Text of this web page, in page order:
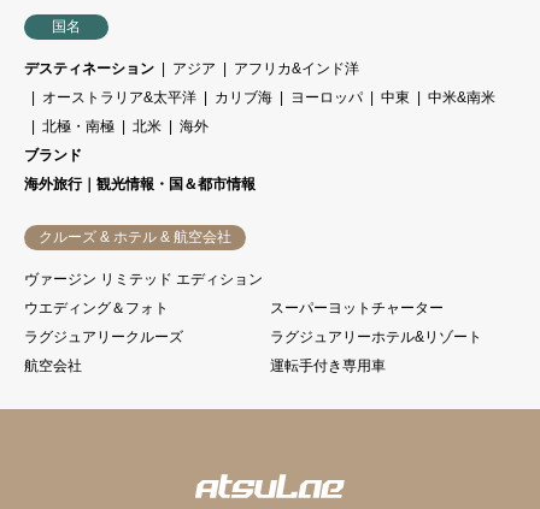
＜その他ご案内＞
・ご旅行代金小計の15-20％相当をコーディネート
料金（取扱手数料）として頂戴しております。
＊弊社コーディネート料金（取扱手数料）には、
旅行相談、旅行プラン作成、見積もり作成、各種
手配、出発前オリエンテーション、渡航中のご相
談等への対応を含みます。
弊社ではお客様に快適なご旅行をしていただけま
国名
デスティネーション アジア
アフリカ&インド洋
オーストラリア&太平洋
カリブ海 ヨーロッパ 中東
中米&南米
北極・南極
北米
海外
ブランド
海外旅行｜観光情報・国＆都市情報
クルーズ & ホテル & 航空会社
ヴァージン リミテッド エディション
ウエディング＆フォト
スーパーヨットチャーター
ラグジュアリークルーズ
ラグジュアリーホテル&リゾート
航空会社
運転手付き専用車